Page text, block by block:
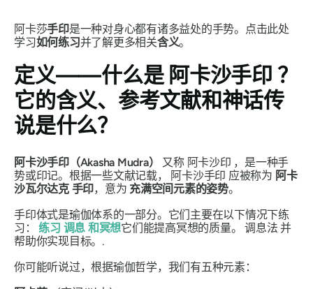
阿卡莎手印是一种对身心都有诸多益处的手势。点击此处
学习如何练习并了解更多相关含义。
定义——什么是 阿卡沙手印 ？
它的含义、参考文献和神话传
说是什么？
阿卡沙手印（Akasha Mudra） 又称 阿卡沙印 ，是一种手
势或印记。根据一些文献记载， 阿卡沙手印 应被称为 阿卡
沙瓦尔达克 手印，意为 充满空间元素的姿势。
手印体式是瑜伽体系的一部分。它们主要在以下情况下练
习：练习 调息 和冥想它们能提高冥想的质量。调息法 并
帮助你实现目标。.
你可能听说过，根据瑜伽哲学，我们有五种元素：